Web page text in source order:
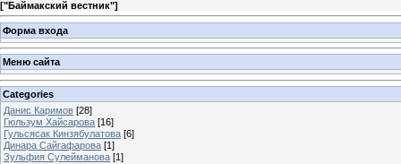
["Баймакский вестник"]
Форма входа
Меню сайта
Categories
Данис Каримов [28]
Гюльзум Хайсарова [16]
Гульсясак Кинзябулатова [6]
Динара Сайгафарова [1]
Зульфия Сулейманова [1]